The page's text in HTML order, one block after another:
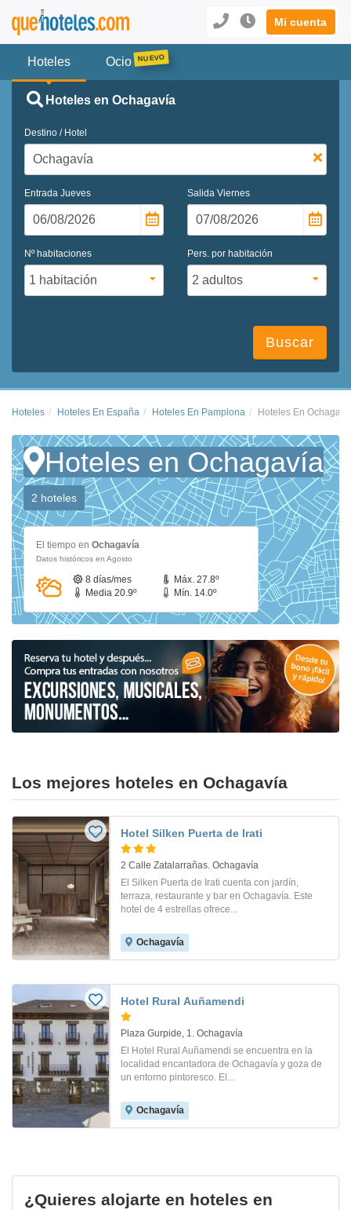
Mi cuenta
Hoteles Ocio
Hoteles en Ochagavía
Destino / Hotel
Entrada Jueves Salida Viernes
Nº habitaciones Pers. por habitación
Buscar
Hoteles Hoteles En España Hoteles En Pamplona Hoteles En
Hoteles en Ochagavía
2 hoteles
El tiempo en Ochagavía
Datos históricos en Agosto
8 días/mes
Máx. 27.8º
Media 20.9º
Mín. 14.0º
Los mejores hoteles en Ochagavía
Hotel Silken Puerta de Irati
2 Calle Zatalarrañas. Ochagavía
El Silken Puerta de Irati cuenta con jardín,
terraza, restaurante y bar en Ochagavía. Este
hotel de 4 estrellas ofrece...
Ochagavía
Hotel Rural Auñamendi
Plaza Gurpide, 1. Ochagavía
El Hotel Rural Auñamendi se encuentra en la
localidad encantadora de Ochagavía y goza de
un entorno pintoresco. El...
Ochagavía
¿Quieres alojarte en hoteles en